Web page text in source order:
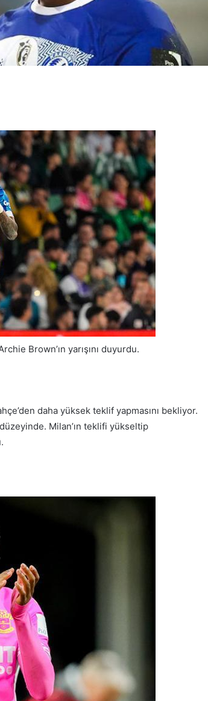
Brown’ın yarışını duyurdu.
daha yüksek teklif yapmasını bekliyor.
Milan’ın teklifi yükseltip